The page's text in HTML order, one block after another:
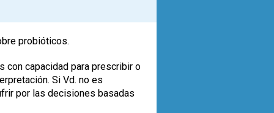
probióticos.
con capacidad para prescribir o
Si Vd. no es
por las decisiones basadas